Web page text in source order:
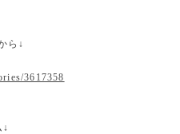
ら↓
3617358